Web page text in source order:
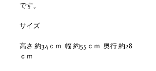
です。
サイズ
高さ 約34ｃｍ 幅 約55ｃｍ 奥行 約28
ｃｍ